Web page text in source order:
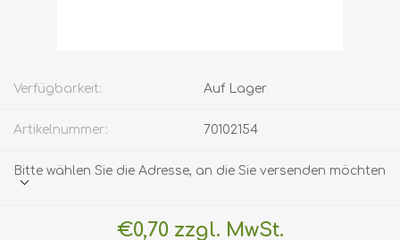
Verfügbarkeit: Auf Lager
Artikelnummer: 70102154
Bitte wählen Sie die Adresse, an die Sie versenden möchten
€0,70 zzgl. MwSt.